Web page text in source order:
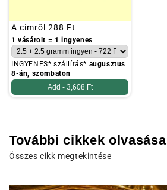
Szokásos
ár
A címről 288 Ft
1 vásárolt = 1 ingyenes
INGYENES* szállítás* augusztus
8-án, szombaton
Add - 3,608 Ft
További cikkek olvasása
Összes cikk megtekintése